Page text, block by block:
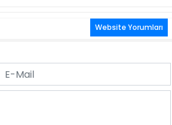
Website Yorumları